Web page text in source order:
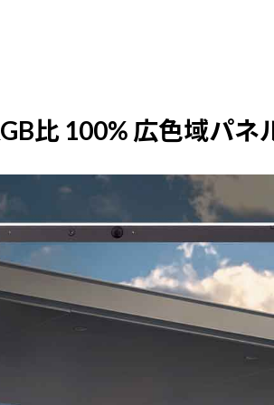
比 100% 広色域パネ